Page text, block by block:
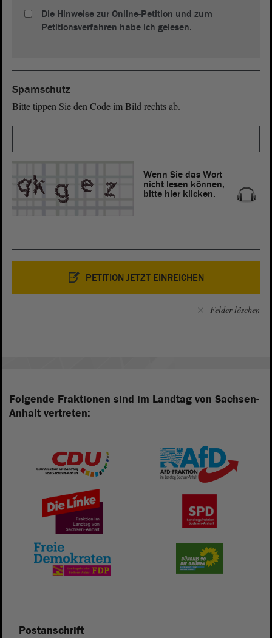
Die Hinweise zur Online-Petition und zum
Petitionsverfahren habe ich gelesen.
Spamschutz
Bitte tippen Sie den Code im Bild rechts ab.
Wenn Sie das Wort
nicht lesen können,
bitte hier klicken.
PETITION JETZT EINREICHEN
Felder löschen
Folgende Fraktionen sind im Landtag von Sachsen-
Anhalt vertreten:
Postanschrift